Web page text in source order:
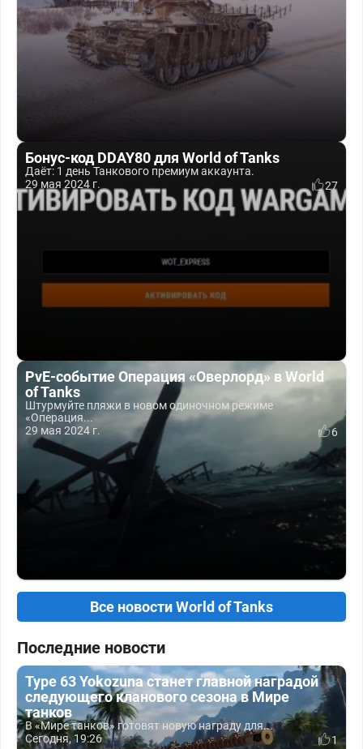
Бонус-код DDAY80 для World of Tanks
Даёт: 1 день Танкового премиум аккаунта.
29 мая 2024 г.
27
PvE-событие Операция «Оверлорд» в World
of Tanks
Штурмуйте пляжи в новом одиночном режиме
«Операция...
29 мая 2024 г.
6
Все новости World of Tanks
Последние новости
Type 63 Yokozuna станет главной наградой
следующего кланового сезона в Мире
танков
В «Мире танков» готовят новую награду для...
Сегодня, 19:26
1